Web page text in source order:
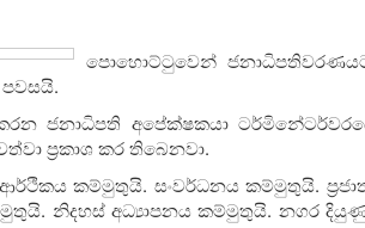
පොහොට්ටුවෙන්
ජනාධිපති අපේක්ෂකයා
ප්‍රකාශ කර තිබෙනවා.
කම්මුතුයි. සංවර්ධනය කම්මුතුයි.
නිදහස් අධ්‍යාපනය කම්මුතුයි. නගර